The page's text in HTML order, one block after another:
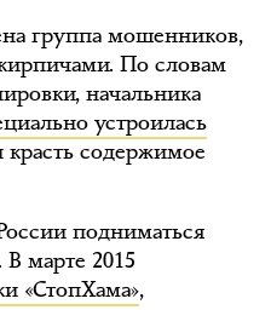
группа мошенников,
По словам
начальника
устроилась
красть содержимое
подниматься
марте 2015
«СтопХама»,